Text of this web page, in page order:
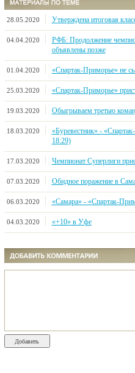
28.05.2020 Утверждена итоговая
04.04.2020
РФБ: Продолжение
объявлены позже
01.04.2020 «Спартак-Приморье» не
25.03.2020 «Спартак-Приморье»
19.03.2020 Обыгрываем третью
18.03.2020
«Буревестник» -
18:29)
17.03.2020 Чемпионат Суперлиги
07.03.2020 Обидное поражение в
06.03.2020 «Самара» - «Спартак-
04.03.2020 «+10» в Уфе